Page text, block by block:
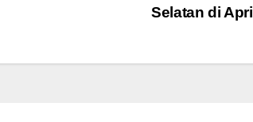
Selatan di